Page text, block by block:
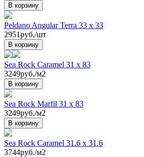
В корзину
Peldano Angular Terra 33 x 33
2951руб./шт
В корзину
Sea Rock Caramel 31 x 83
3249руб./м2
В корзину
Sea Rock Marfil 31 x 83
3249руб./м2
В корзину
Sea Rock Caramel 31.6 x 31.6
3744руб./м2